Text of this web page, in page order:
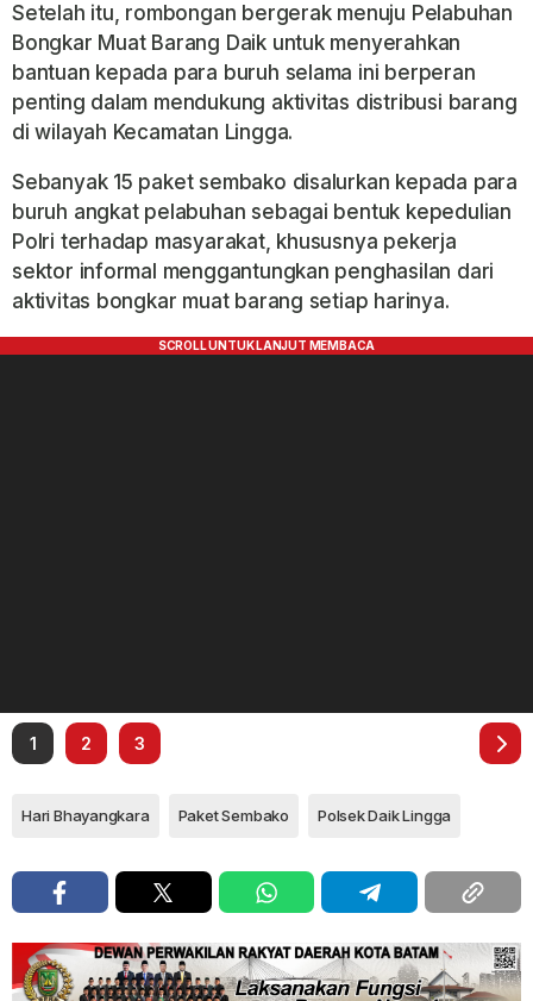
Setelah itu, rombongan bergerak menuju Pelabuhan
Bongkar Muat Barang Daik untuk menyerahkan
bantuan kepada para buruh selama ini berperan
penting dalam mendukung aktivitas distribusi barang
di wilayah Kecamatan Lingga.
Sebanyak 15 paket sembako disalurkan kepada para
buruh angkat pelabuhan sebagai bentuk kepedulian
Polri terhadap masyarakat, khususnya pekerja
sektor informal menggantungkan penghasilan dari
aktivitas bongkar muat barang setiap harinya.
1 2 3
Hari Bhayangkara Paket Sembako Polsek Daik Lingga